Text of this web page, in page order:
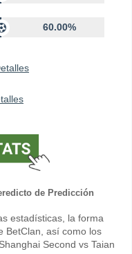
60.00%
de Predicción
estadísticas, la forma
BetClan, así como los
Second vs Taian